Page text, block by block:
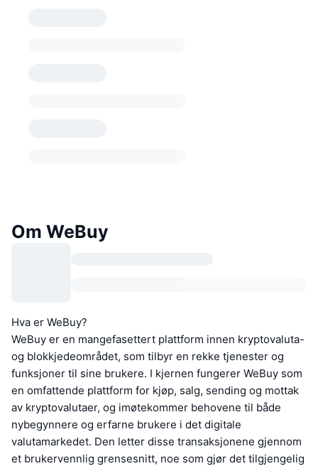
Om WeBuy
Hva er WeBuy?
WeBuy er en mangefasettert plattform innen kryptovaluta-
og blokkjedeområdet, som tilbyr en rekke tjenester og
funksjoner til sine brukere. I kjernen fungerer WeBuy som
en omfattende plattform for kjøp, salg, sending og mottak
av kryptovalutaer, og imøtekommer behovene til både
nybegynnere og erfarne brukere i det digitale
valutamarkedet. Den letter disse transaksjonene gjennom
et brukervennlig grensesnitt, noe som gjør det tilgjengelig